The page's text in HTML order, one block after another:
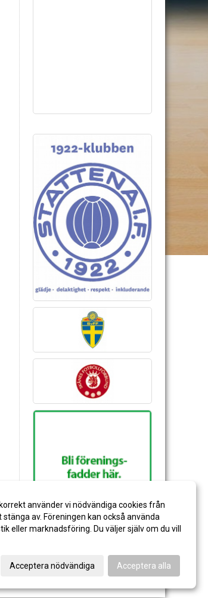
använder vi nödvändiga cookies från
av. Föreningen kan också använda
eller marknadsföring. Du väljer själv om du vill
Acceptera nödvändiga Acceptera alla